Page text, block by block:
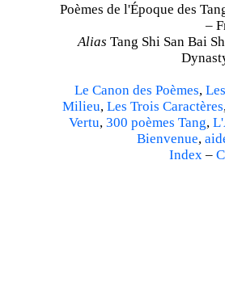
Poèmes de l'Époque des
–
Alias Tang Shi San Bai
Le Canon des Poèmes,
Milieu, Les Trois Caractères
Vertu, 300 poèmes Tang,
Bienvenue,
Index–